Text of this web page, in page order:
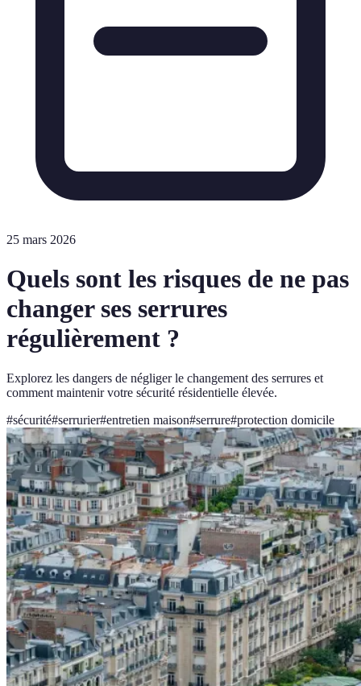
25 mars 2026
Quels sont les risques de ne pas
changer ses serrures
régulièrement ?
Explorez les dangers de négliger le changement des serrures et
comment maintenir votre sécurité résidentielle élevée.
#sécurité#serrurier#entretien maison#serrure#protection domicile